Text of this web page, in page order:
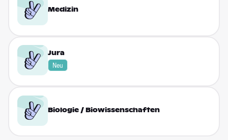
Medizin
Jura
Neu
Biologie / Biowissen­schaften